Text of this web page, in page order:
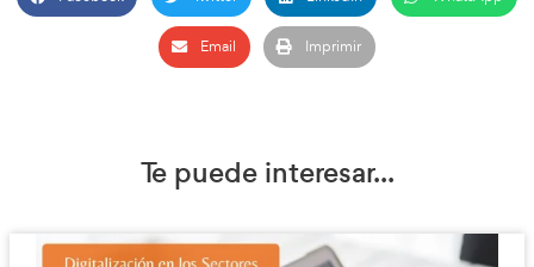
Transporte y Logística.